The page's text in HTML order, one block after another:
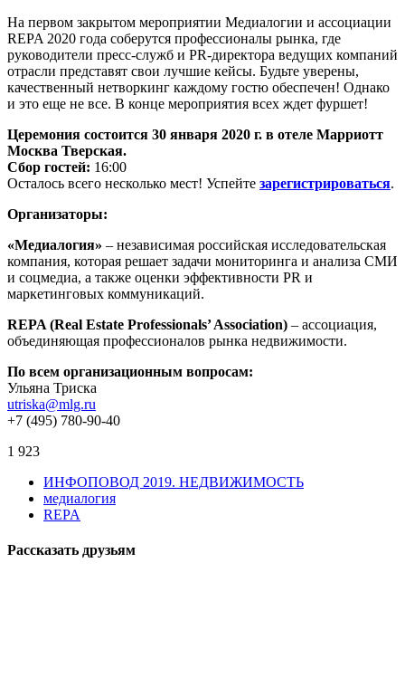
На первом закрытом мероприятии Медиалогии и ассоциации
REPA 2020 года соберутся профессионалы рынка, где
руководители пресс-служб и PR-директора ведущих компаний
отрасли представят свои лучшие кейсы. Будьте уверены,
качественный нетворкинг каждому гостю обеспечен! Однако
и это еще не все. В конце мероприятия всех ждет фуршет!
Церемония состоится 30 января 2020 г. в отеле Марриотт
Москва Тверская.
Сбор гостей: 16:00
Осталось всего несколько мест! Успейте зарегистрироваться.
Организаторы:
«Медиалогия» – независимая российская исследовательская
компания, которая решает задачи мониторинга и анализа СМИ
и соцмедиа, а также оценки эффективности PR и
маркетинговых коммуникаций.
REPA (Real Estate Professionals’ Association) – ассоциация,
объединяющая профессионалов рынка недвижимости.
По всем организационным вопросам:
Ульяна Триска
utriska@mlg.ru
+7 (495) 780-90-40
1 923
ИНФОПОВОД 2019. НЕДВИЖИМОСТЬ
медиалогия
REPA
Рассказать друзьям